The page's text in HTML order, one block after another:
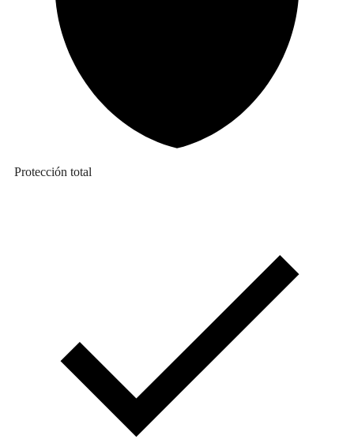
Protección total